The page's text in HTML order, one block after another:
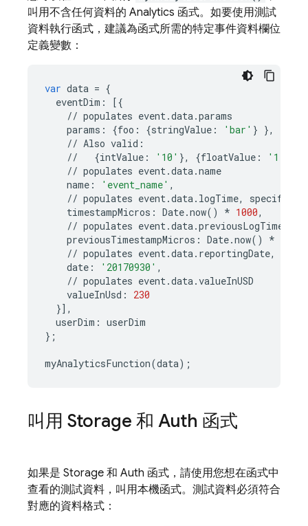
叫用不含任何資料的 Analytics 函式。如要使用測試
資料執行函式，建議為函式所需的特定事件資料欄位
定義變數：
var data = {
eventDim :
[{
// populates event.data.params
params : {foo : {stringValue : 'bar' } },
// Also valid :
//
{intValue : '10' }, {floatValue : '1.0'
// populates event.data.name
name : 'event_name' ,
// populates event.data. logTime, specify
timestampMicros : Date.now() * 1000,
// populates event.data.previousLogTime
previousTimestampMicros : Date.now() *
// populates event.data. reportingDate,
date : '20170930' ,
// populates event.data.valueInUSD
valueInUsd :
230
}],
userDim : userDim
};
myAnalyticsFunction(data);
叫用 Storage 和 Auth 函式
如果是 Storage 和 Auth 函式，請使用您想在函式中
查看的測試資料，叫用本機函式。測試資料必須符合
對應的資料格式：